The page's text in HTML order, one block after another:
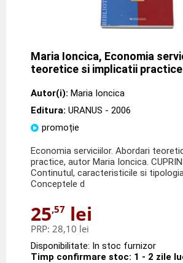
Maria Ioncica, Economia
teoretice si implicatii practice
Autor(i): Maria Ioncica
Editura: URANUS - 2006
promoție
Economia serviciilor. Abordari
practice, autor Maria Ioncica.
Continutul, caracteristicile si
Conceptele d
25,57 lei
PRP: 28,10 lei
Disponibilitate: In stoc furnizor
Timp confirmare stoc: 1 - 2 zile